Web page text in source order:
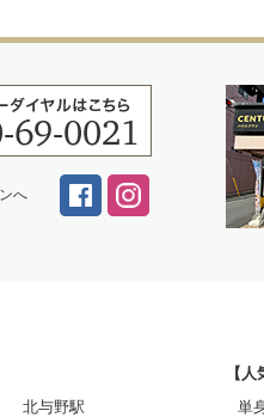
へ
北与野駅
【
単